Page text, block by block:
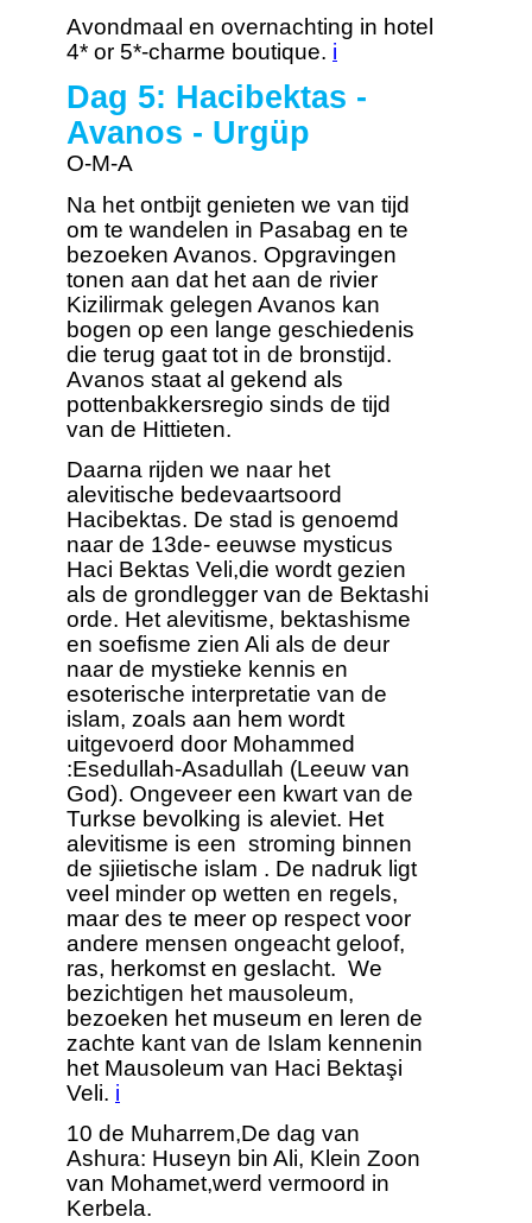
Avondmaal en overnachting in hotel
4* or 5*-charme boutique. i
Dag 5: Hacibektas -
Avanos - Urgüp
O-M-A
Na het ontbijt genieten we van tijd
om te wandelen in Pasabag en te
bezoeken Avanos. Opgravingen
tonen aan dat het aan de rivier
Kizilirmak gelegen Avanos kan
bogen op een lange geschiedenis
die terug gaat tot in de bronstijd.
Avanos staat al gekend als
pottenbakkersregio sinds de tijd
van de Hittieten.
Daarna rijden we naar het
alevitische bedevaartsoord
Hacibektas. De stad is genoemd
naar de 13de- eeuwse mysticus
Haci Bektas Veli,die wordt gezien
als de grondlegger van de Bektashi
orde. Het alevitisme, bektashisme
en soefisme zien Ali als de deur
naar de mystieke kennis en
esoterische interpretatie van de
islam, zoals aan hem wordt
uitgevoerd door Mohammed
:Esedullah-Asadullah (Leeuw van
God). Ongeveer een kwart van de
Turkse bevolking is aleviet. Het
alevitisme is een stroming binnen
de sjiietische islam . De nadruk ligt
veel minder op wetten en regels,
maar des te meer op respect voor
andere mensen ongeacht geloof,
ras, herkomst en geslacht. We
bezichtigen het mausoleum,
bezoeken het museum en leren de
zachte kant van de Islam kennenin
het Mausoleum van Haci Bektaşi
Veli. i
10 de Muharrem,De dag van
Ashura: Huseyn bin Ali, Klein Zoon
van Mohamet,werd vermoord in
Kerbela.